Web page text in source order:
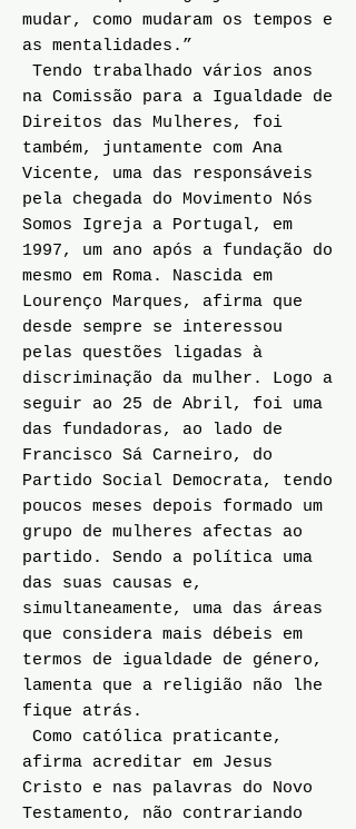
mudar, como mudaram os tempos e
as mentalidades.”
Tendo trabalhado vários anos
na Comissão para a Igualdade de
Direitos das Mulheres, foi
também, juntamente com Ana
Vicente, uma das responsáveis
pela chegada do Movimento Nós
Somos Igreja a Portugal, em
1997, um ano após a fundação do
mesmo em Roma. Nascida em
Lourenço Marques, afirma que
desde sempre se interessou
pelas questões ligadas à
discriminação da mulher. Logo a
seguir ao 25 de Abril, foi uma
das fundadoras, ao lado de
Francisco Sá Carneiro, do
Partido Social Democrata, tendo
poucos meses depois formado um
grupo de mulheres afectas ao
partido. Sendo a política uma
das suas causas e,
simultaneamente, uma das áreas
que considera mais débeis em
termos de igualdade de género,
lamenta que a religião não lhe
fique atrás.
Como católica praticante,
afirma acreditar em Jesus
Cristo e nas palavras do Novo
Testamento, não contrariando